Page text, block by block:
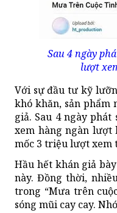
Sau 4 ngày
lượt
Với sự đầu tư kỹ
khó khăn, sản phẩm
giả. Sau 4 ngày
xem hàng ngàn lượt
mốc 3 triệu lượt xem
Hầu hết khán giả
này. Đồng thời,
trong “Mưa trên
sóng mũi cay cay.